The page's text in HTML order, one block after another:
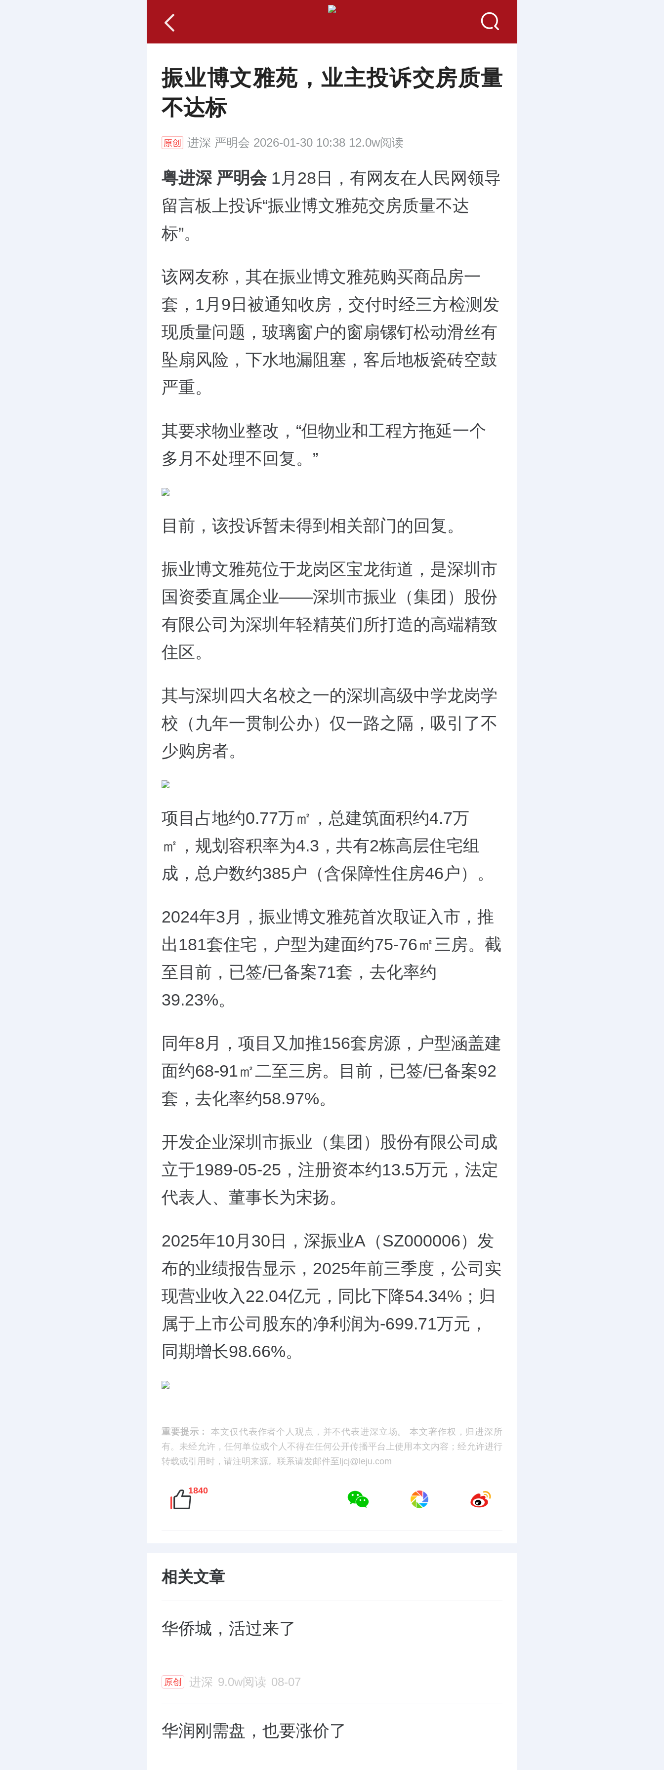
振业博文雅苑，业主投诉交房质量
不达标
进深 严明会 2026-01-30 10:38 12.0w阅读
粤进深 严明会1月28日，有网友在人民网领导
留言板上投诉“振业博文雅苑交房质量不达
标”。
该网友称，其在振业博文雅苑购买商品房一
套，1月9日被通知收房，交付时经三方检测发
现质量问题，玻璃窗户的窗扇镙钉松动滑丝有
坠扇风险，下水地漏阻塞，客后地板瓷砖空鼓
严重。
其要求物业整改，“但物业和工程方拖延一个
多月不处理不回复。”
目前，该投诉暂未得到相关部门的回复。
振业博文雅苑位于龙岗区宝龙街道，是深圳市
国资委直属企业——深圳市振业（集团）股份
有限公司为深圳年轻精英们所打造的高端精致
住区。
其与深圳四大名校之一的深圳高级中学龙岗学
校（九年一贯制公办）仅一路之隔，吸引了不
少购房者。
项目占地约0.77万㎡，总建筑面积约4.7万
㎡，规划容积率为4.3，共有2栋高层住宅组
成，总户数约385户（含保障性住房46户）。
2024年3月，振业博文雅苑首次取证入市，推
出181套住宅，户型为建面约75-76㎡三房。截
至目前，已签/已备案71套，去化率约
39.23%。
同年8月，项目又加推156套房源，户型涵盖建
面约68-91㎡二至三房。目前，已签/已备案92
套，去化率约58.97%。
开发企业深圳市振业（集团）股份有限公司成
立于1989-05-25，注册资本约13.5万元，法定
代表人、董事长为宋扬。
2025年10月30日，深振业A（SZ000006）发
布的业绩报告显示，2025年前三季度，公司实
现营业收入22.04亿元，同比下降54.34%；归
属于上市公司股东的净利润为-699.71万元，
同期增长98.66%。
重要提示：
本文仅代表作者个人观点，并不代表进深立场。 本文著作权，归进深所
有。未经允许，任何单位或个人不得在任何公开传播平台上使用本文内容；经允许进行
转载或引用时，请注明来源。联系请发邮件至ljcj@leju.com
1840
相关文章
华侨城，活过来了
原创 进深 9.0w阅读 08-07
华润刚需盘，也要涨价了